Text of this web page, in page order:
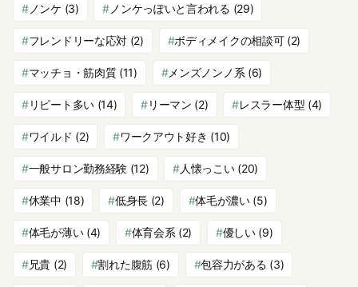
ノンケ (3) ノンケっぽいと言われる (29)
フレンドリーな応対 (2) ボディメイクの相談可(2)
マッチョ・筋肉質(11) メンズノンノ系 (6)
リピート多い(14) リーマン (2) レスラー体型 (4)
ワイルド (2) ワークアウト好き (10)
一般サロン勤務経験 (12) 人懐っこい(20)
休業中 (18) 低身長(2) 体毛が濃い(5)
体毛が薄い(4) 体育会系 (2) 優しい(9)
兄貴 (2) 割れた腹筋(6) 包容力がある (3)